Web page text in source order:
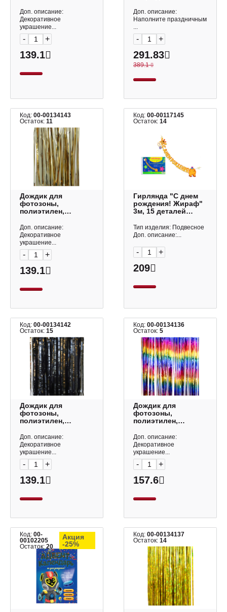
6230890 Волна
веселья
Доп. описание:
Декоративное
украшение...
- +
139.1
250*370мм АК-2794
Дон Баллон
Доп. описание:
Наполните праздничным
...
- +
291.83
389.1
Код: 00-00134143
Остаток: 11
Дождик для
фотозоны,
полиэтилен,
"Металлик" 6230892
Волна веселья
Доп. описание:
Декоративное
украшение...
- +
139.1
Код:00-00117145
Остаток:14
Гирлянда "С днем
рождения! Жираф"
3м, 15 деталей
Тип изделия: Подвесное
Доп. описание:...
- +
209
Код: 00-00134142
Остаток: 15
Дождик для
фотозоны,
полиэтилен,
"Металлик" 6230891
Волна веселья
Доп. описание:
Декоративное
украшение...
- +
139.1
Код:00-00134136
Остаток:5
Дождик для
фотозоны,
полиэтилен,
"Радужный"
6014389 Волна
веселья
Доп. описание:
Декоративное
украшение...
- +
157.6
Код: 00-
00102205
Остаток: 20
Акция
-25%
Код:00-00134137
Остаток:14